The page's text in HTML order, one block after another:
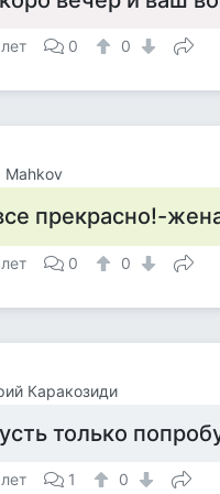
0 0
Mahkov
прекрасно!-
0 0
Каракозиди
только
1 0